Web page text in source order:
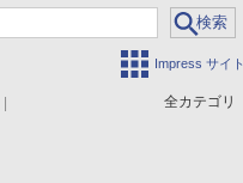
Impress サイト
全カテゴリ